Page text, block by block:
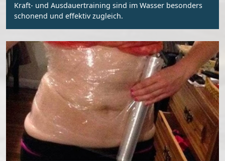
Kraft- und Ausdauertraining sind im Wasser besonders
schonend und effektiv zugleich.